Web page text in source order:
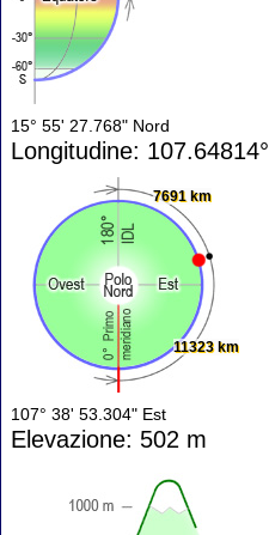
15° 55' 27.768" Nord
Longitudine: 107.64814°
11323 km
7691 km
107° 38' 53.304" Est
Elevazione: 502 m